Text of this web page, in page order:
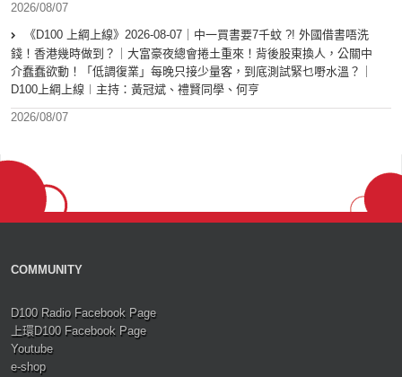
2026/08/07
《D100 上綱上線》2026-08-07｜中一買書要7千蚊 ?! 外國借書唔洗
錢！香港幾時做到？｜大富豪夜總會捲土重來！背後股東換人，公關中
介蠢蠢欲動！「低調復業」每晚只接少量客，到底測試緊乜嘢水溫？｜
D100上綱上線︱主持：黃冠斌、禮賢同學、何亨
2026/08/07
COMMUNITY
D100 Radio Facebook Page
上環D100 Facebook Page
Youtube
e-shop